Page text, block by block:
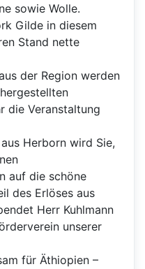
sowie Wolle.
Gilde in diesem
Stand nette
der Region werden
die Veranstaltung
Herborn wird Sie,
auf die schöne
des Erlöses aus
Herr Kuhlmann
unserer
für Äthiopien –